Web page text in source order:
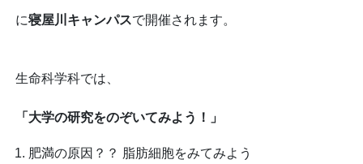
に寝屋川キャンパスで開催されます。
生命科学科では、
「大学の研究をのぞいてみよう！」
肥満の原因？？ 脂肪細胞をみてみよう